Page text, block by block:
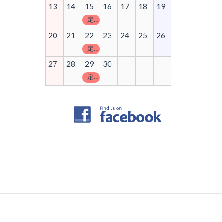
13 14 15
定休日
16 17 18 19
20 21 22
定休日
23 24 25 26
27 28 29
定休日
30